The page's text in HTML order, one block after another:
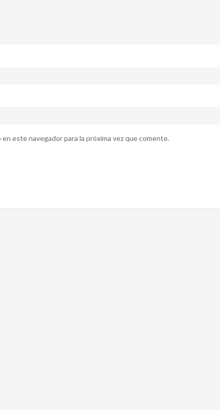
este navegador para la próxima vez que comente.